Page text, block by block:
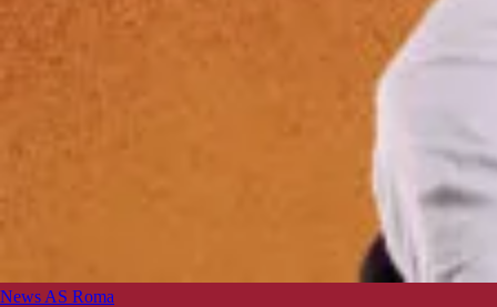
News AS Roma